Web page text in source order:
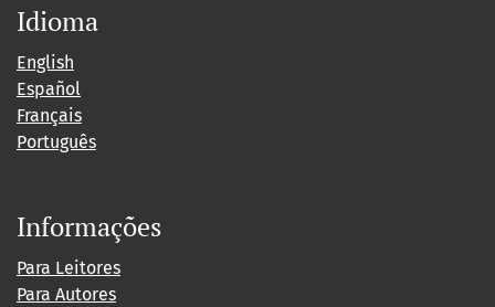
Idioma
English
Español
Français
Português
Informações
Para Leitores
Para Autores